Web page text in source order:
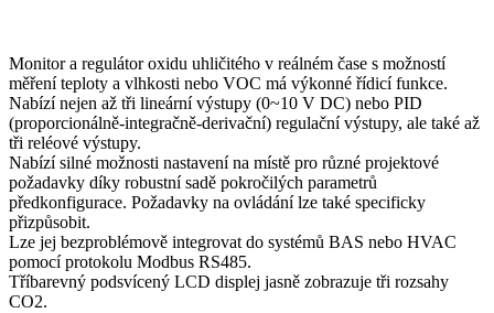
Monitor a regulátor oxidu uhličitého v reálném čase s možností
měření teploty a vlhkosti nebo VOC má výkonné řídicí funkce.
Nabízí nejen až tři lineární výstupy (0~10 V DC) nebo PID
(proporcionálně-integračně-derivační) regulační výstupy, ale také až
tři reléové výstupy.
Nabízí silné možnosti nastavení na místě pro různé projektové
požadavky díky robustní sadě pokročilých parametrů
předkonfigurace. Požadavky na ovládání lze také specificky
přizpůsobit.
Lze jej bezproblémově integrovat do systémů BAS nebo HVAC
pomocí protokolu Modbus RS485.
Tříbarevný podsvícený LCD displej jasně zobrazuje tři rozsahy
CO2.